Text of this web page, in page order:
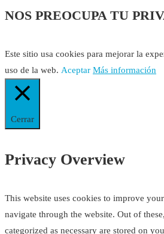
NOS PREOCUPA TU
Este sitio usa cookies para mejorar la
uso de la web. Aceptar Más información
Cerrar
Privacy Overview
This website uses cookies to improve
navigate through the website. Out of
categorized as necessary are stored on